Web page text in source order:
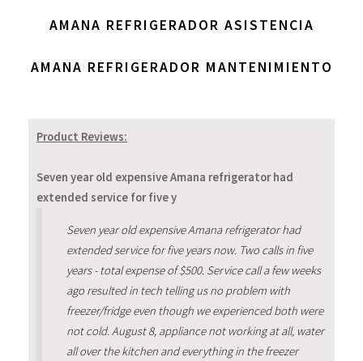
AMANA REFRIGERADOR ASISTENCIA
AMANA REFRIGERADOR MANTENIMIENTO
Product Reviews:
Seven year old expensive Amana refrigerator had
extended service for five y
Seven year old expensive Amana refrigerator had
extended service for five years now. Two calls in five
years - total expense of $500. Service call a few weeks
ago resulted in tech telling us no problem with
freezer/fridge even though we experienced both were
not cold. August 8, appliance not working at all, water
all over the kitchen and everything in the freezer